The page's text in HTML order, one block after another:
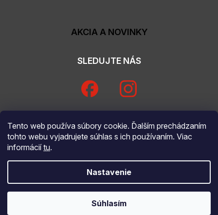
Tento web používa súbory cookie. Ďalším prechádzaním
tohto webu vyjadrujete súhlas s ich používaním. Viac
informáciítu.
Nastavenie
Súhlasím
AKCIA A NOVINKY
SLEDUJTE NÁS
Vytvoril Shoptet
Copyright 2026Koberce Trend. Všetky práva vyhradené.